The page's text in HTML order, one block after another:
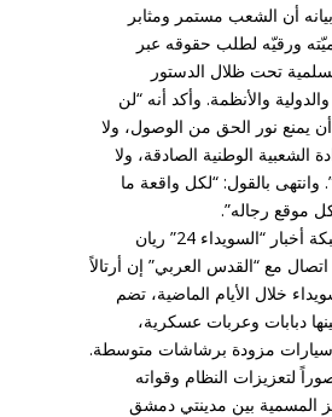
أن الشعب مستمر ومثابر
ورقيّه لطلب حقوقه عبر
تحت ظلال الدستور
والأنظمة. وأكد أنه “لن
يمنع نور الحق من الوصول، ولا
الشعبية الوطنية الصادقة، ولا
وانتهى بالقول: “لكل واقعة ما
موقع رجاله”.
المتحدث باسم شبكة أخبار “السويداء 24” ريان
مع “القدس العربي” إن أرتالاً
خلال الأيام الماضية، تضم
50 آلية بينها دبابات وعربات عسكرية،
مزودة برشاشات متوسطة.
لتعزيزات النظام وقواته
المسمية بين مدينتي دمشق